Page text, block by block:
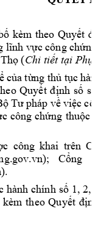
kèm theo Quyết
lĩnh vực công chứng
Thọ (Chi tiết tại Phụ
của từng thủ tục
Quyết định số số
Tư pháp về việc
công chứng thuộc
công khai trên
; Cổng
hành chính số 1, 2,
kèm theo Quyết định